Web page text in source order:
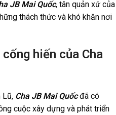
JB Mai Quốc, tân quản xứ của
thách thức và khó khăn nơi
hiến của Cha
Lũ, Cha JB Mai Quốcđã có
cuộc xây dựng và phát triển